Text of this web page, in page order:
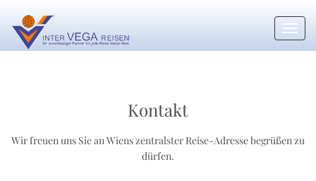
Kontakt
Wir freuen uns Sie an Wiens zentralster Reise-Adresse begrüßen zu
dürfen.